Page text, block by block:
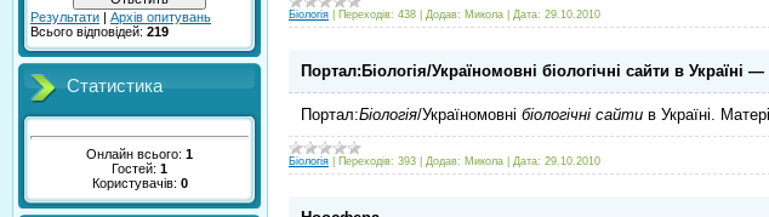
Результати | Архів опитувань
Всього відповідей: 219
Статистика
Онлайн всього: 1
Гостей: 1
Користувачів: 0
Біологія Переходів: 438 Додав: Микола Дата: 29.10.2010
Портал:Біологія/Україномовні біологічні сайти в Україні —
Портал:Біологія/Україномовні біологічні сайти в Україні.
Біологія Переходів: 393 Додав: Микола Дата: 29.10.2010